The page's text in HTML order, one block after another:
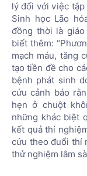
lý đối với việc tập
Sinh học Lão
đồng thời là
biết thêm:
mạch máu, tăng
tạo tiền đề cho
bệnh phát sinh
cứu cảnh báo
hẹn ở chuột
những khác biệt
kết quả thí
cứu theo đuổi thí
thử nghiệm lâm